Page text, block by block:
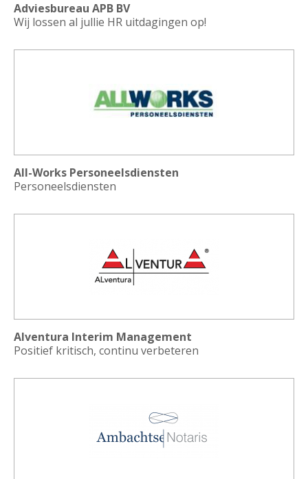
Adviesbureau APB BV
Wij lossen al jullie HR uitdagingen op!
All-Works Personeelsdiensten
Personeelsdiensten
Alventura Interim Management
Positief kritisch, continu verbeteren